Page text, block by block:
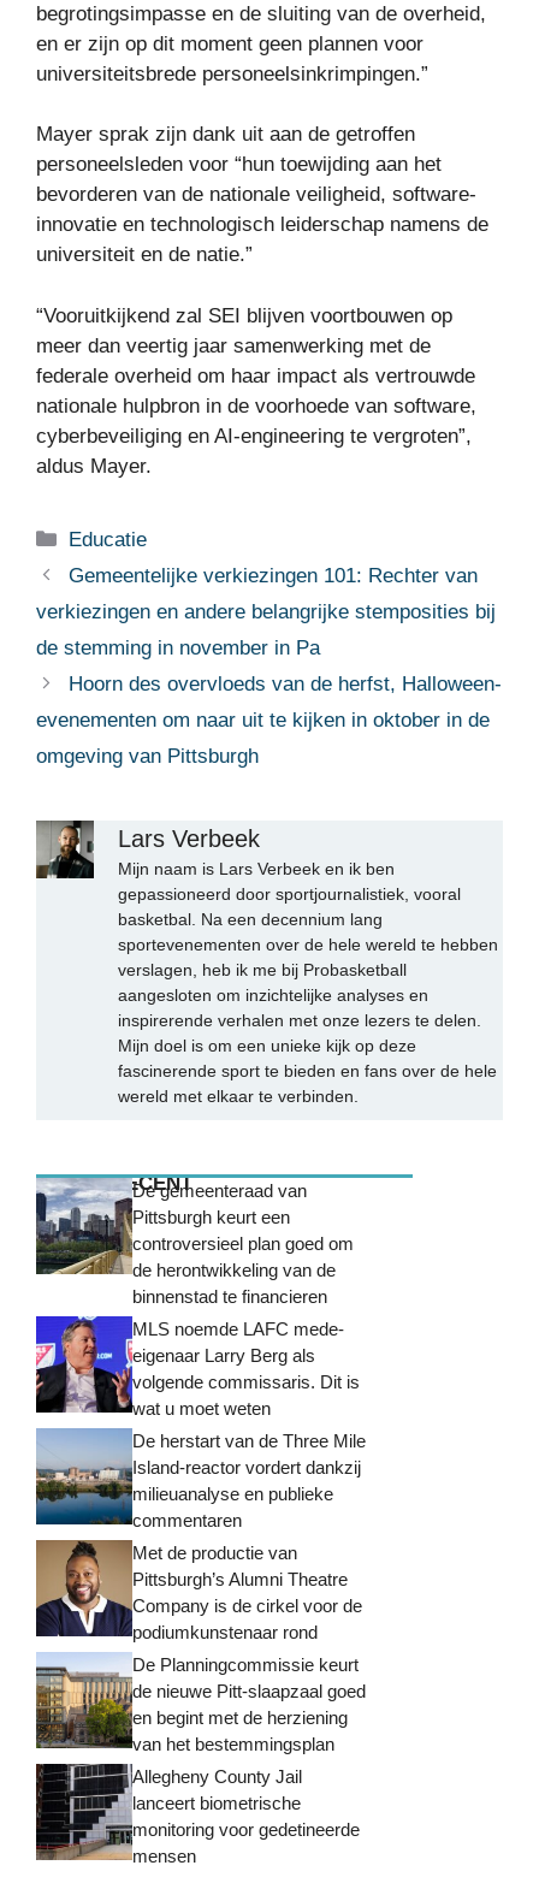
begrotingsimpasse en de sluiting van de overheid,
en er zijn op dit moment geen plannen voor
universiteitsbrede personeelsinkrimpingen.”
Mayer sprak zijn dank uit aan de getroffen
personeelsleden voor “hun toewijding aan het
bevorderen van de nationale veiligheid, software-
innovatie en technologisch leiderschap namens de
universiteit en de natie.”
“Vooruitkijkend zal SEI blijven voortbouwen op
meer dan veertig jaar samenwerking met de
federale overheid om haar impact als vertrouwde
nationale hulpbron in de voorhoede van software,
cyberbeveiliging en AI-engineering te vergroten”,
aldus Mayer.
Categorieën
Educatie
Gemeentelijke verkiezingen 101: Rechter van
verkiezingen en andere belangrijke stemposities bij
de stemming in november in Pa
Hoorn des overvloeds van de herfst, Halloween-
evenementen om naar uit te kijken in oktober in de
omgeving van Pittsburgh
Lars Verbeek
Mijn naam is Lars Verbeek en ik ben
gepassioneerd door sportjournalistiek, vooral
basketbal. Na een decennium lang
sportevenementen over de hele wereld te hebben
verslagen, heb ik me bij Probasketball
aangesloten om inzichtelijke analyses en
inspirerende verhalen met onze lezers te delen.
Mijn doel is om een unieke kijk op deze
fascinerende sport te bieden en fans over de hele
wereld met elkaar te verbinden.
MEEST RECENTDe gemeenteraad van
Pittsburgh keurt een
controversieel plan goed om
de herontwikkeling van de
binnenstad te financieren
MLS noemde LAFC mede-
eigenaar Larry Berg als
volgende commissaris. Dit is
wat u moet weten
De herstart van de Three Mile
Island-reactor vordert dankzij
milieuanalyse en publieke
commentaren
Met de productie van
Pittsburgh’s Alumni Theatre
Company is de cirkel voor de
podiumkunstenaar rond
De Planningcommissie keurt
de nieuwe Pitt-slaapzaal goed
en begint met de herziening
van het bestemmingsplan
Allegheny County Jail
lanceert biometrische
monitoring voor gedetineerde
mensen